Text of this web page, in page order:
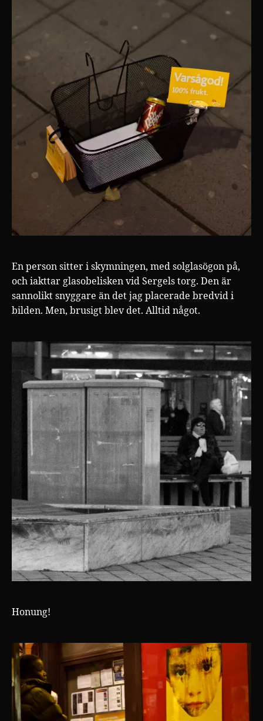
En person sitter i skymningen, med solglasögon på,
och iakttar glasobelisken vid Sergels torg. Den är
sannolikt snyggare än det jag placerade bredvid i
bilden. Men, brusigt blev det. Alltid något.
Honung!